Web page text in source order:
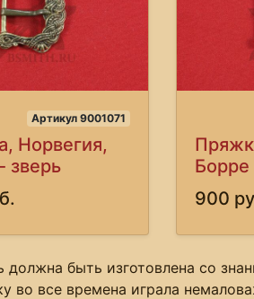
Артикул 9001071
Норвегия,
зверь
Борре
900
быть изготовлена со
во все времена играла